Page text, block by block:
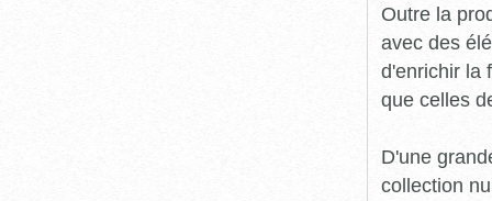
Outre la
avec des
d'enrichir la
que celles
D'une
collection